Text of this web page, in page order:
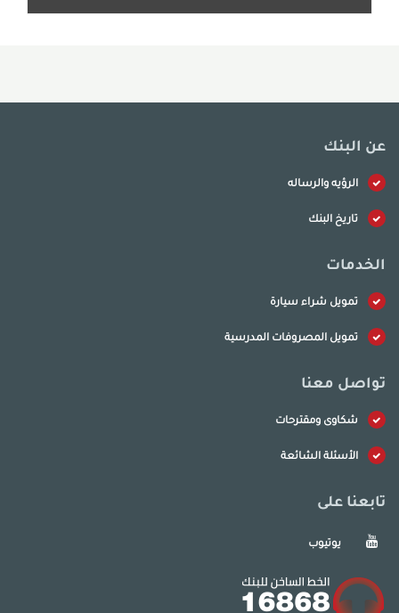
عن البنك
الرؤيه والرساله
تاريخ البنك
الخدمات
تمويل شراء سيارة
تمويل المصروفات المدرسية
تواصل معنا
شكاوى ومقترحات
الأسئلة الشائعة
تابعنا على
يوتيوب